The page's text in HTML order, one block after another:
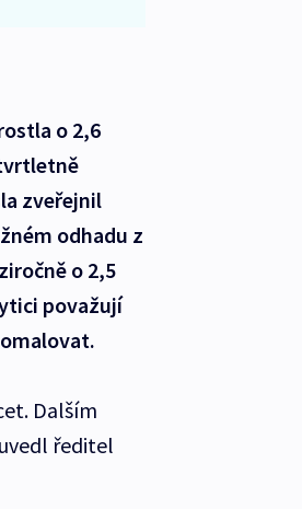
o 2,6
zveřejnil
odhadu z
o 2,5
považují
Dalším
ředitel